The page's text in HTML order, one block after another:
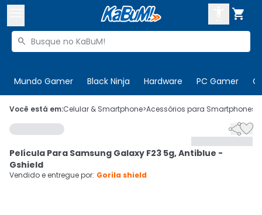

Buscar produtos

Mundo Gamer Black Ninja Hardware PC Gamer
 Olá. Acesse sua conta
 Departamentos
Cupons
CADASTRE-SE
Você está em:Celular & Smartphone>Acessórios para Smartphones

Película Para Samsung Galaxy F23 5g, Antiblue -
Gshield
Vendido e entregue por: Gorila shield